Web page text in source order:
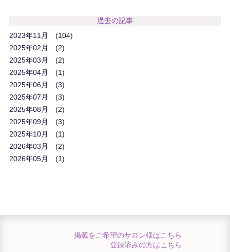
過去の記事
2023年11月
104
2025年02月
2
2025年03月
2
2025年04月
1
2025年06月
3
2025年07月
3
2025年08月
2
2025年09月
3
2025年10月
1
2026年03月
2
2026年05月
1
掲載をご希望のサロン様はこちら
登録済みの方はこちら